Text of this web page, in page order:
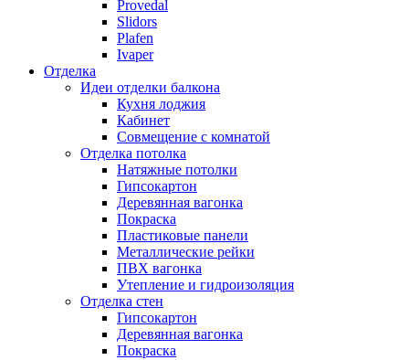
Provedal
Slidors
Plafen
Ivaper
Отделка
Идеи отделки балкона
Кухня лоджия
Кабинет
Совмещение с комнатой
Отделка потолка
Натяжные потолки
Гипсокартон
Деревянная вагонка
Покраска
Пластиковые панели
Металлические рейки
ПВХ вагонка
Утепление и гидроизоляция
Отделка стен
Гипсокартон
Деревянная вагонка
Покраска